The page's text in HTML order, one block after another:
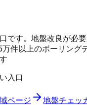
です。地盤改良が必
件以上のボーリング
入口
ページ 地盤チェッ